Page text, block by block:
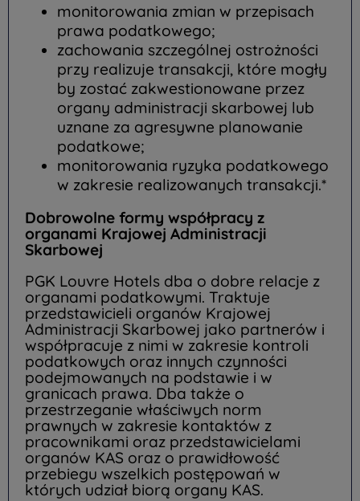
monitorowania zmian w przepisach
prawa podatkowego;
zachowania szczególnej ostrożności
przy realizuje transakcji, które mogły
by zostać zakwestionowane przez
organy administracji skarbowej lub
uznane za agresywne planowanie
podatkowe;
monitorowania ryzyka podatkowego
w zakresie realizowanych transakcji.*
Dobrowolne formy współpracy z
organami Krajowej Administracji
Skarbowej
PGK Louvre Hotels dba o dobre relacje z
organami podatkowymi. Traktuje
przedstawicieli organów Krajowej
Administracji Skarbowej jako partnerów i
współpracuje z nimi w zakresie kontroli
podatkowych oraz innych czynności
podejmowanych na podstawie i w
granicach prawa. Dba także o
przestrzeganie właściwych norm
prawnych w zakresie kontaktów z
pracownikami oraz przedstawicielami
organów KAS oraz o prawidłowość
przebiegu wszelkich postępowań w
których udział biorą organy KAS.